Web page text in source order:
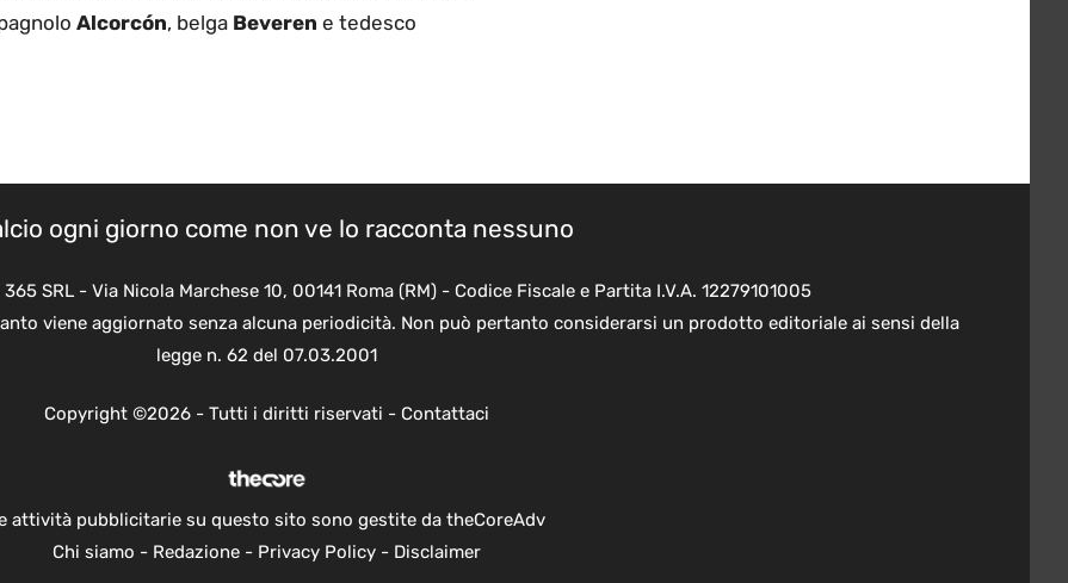
Alcorcón, belga Beveren e tedesco
ogni giorno come non ve lo racconta nessuno
SRL - Via Nicola Marchese 10, 00141 Roma (RM) - Codice Fiscale e Partita I.V.A. 12279101005
viene aggiornato senza alcuna periodicità. Non può pertanto considerarsi un prodotto editoriale ai sensi della
legge n. 62 del 07.03.2001
Copyright ©2026 - Tutti i diritti riservati - Contattaci
attività pubblicitarie su questo sito sono gestite da theCoreAdv
Chi siamo - Redazione- Privacy Policy- Disclaimer